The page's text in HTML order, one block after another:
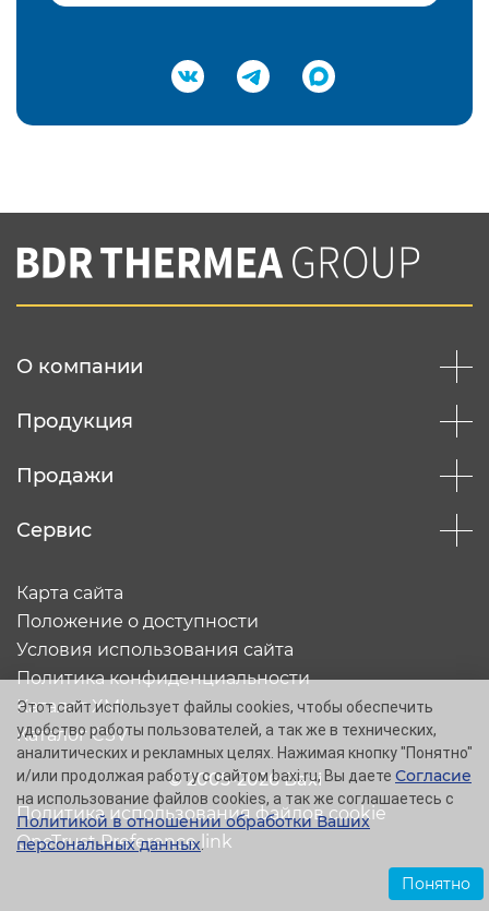
Подтвердить e-mail
Вы соглашаетесь с нашей политикой
конфеденциальности
О компании
Продукция
Продажи
Сервис
© 2005-2026 Baxi
Карта сайта
Положение о доступности
Условия использования сайта
Политика конфиденциальности
Каталог XML
Каталог CSV
Политика использования файлов cookie
OneTrust Preference link
Этот сайт использует файлы cookies, чтобы обеспечить
удобство работы пользователей, а так же в технических,
аналитических и рекламных целях. Нажимая кнопку "Понятно"
и/или продолжая работу с сайтом baxi.ru, Вы даете Согласие
на использование файлов cookies, а так же соглашаетесь с
Политикой в отношении обработки Ваших
персональных данных.
Понятно